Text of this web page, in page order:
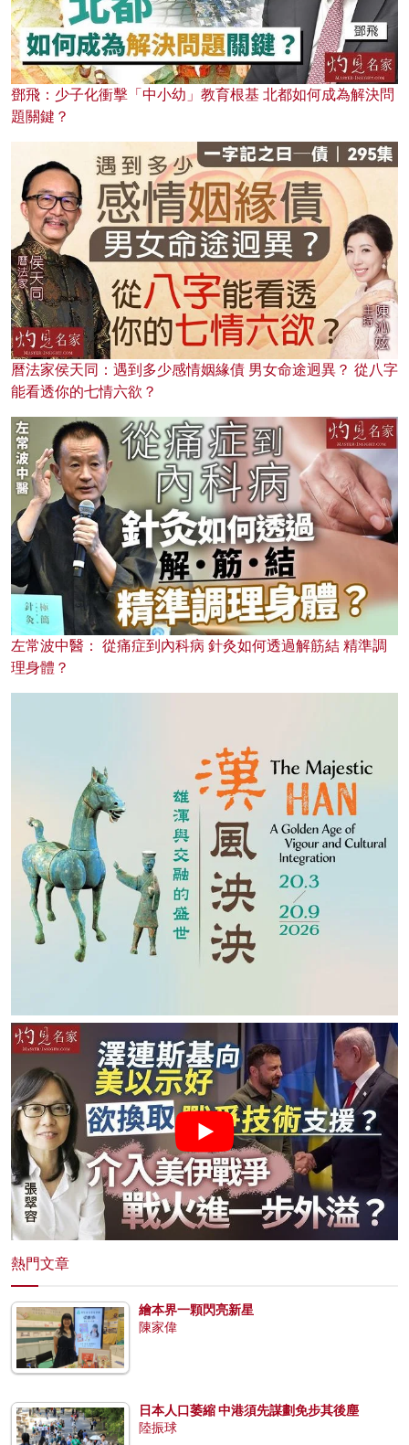
鄧飛：少子化衝擊「中小幼」教育根基 北都如何成為解決問
題關鍵？
曆法家侯天同：遇到多少感情姻緣債 男女命途迥異？ 從八字
能看透你的七情六欲？
左常波中醫： 從痛症到內科病 針灸如何透過解筋結 精準調
理身體？
熱門文章
繪本界一顆閃亮新星
陳家偉
日本人口萎縮 中港須先謀劃免步其後塵
陸振球